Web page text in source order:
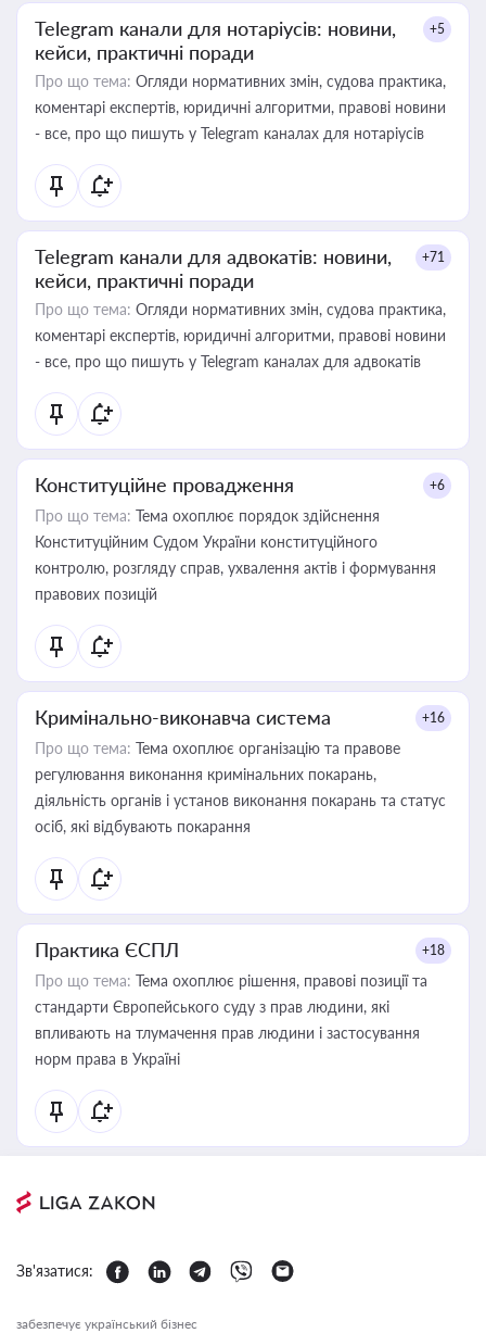
Telegram канали для нотаріусів: новини,
кейси, практичні поради
+5
Про що тема: Огляди нормативних змін, судова практика,
коментарі експертів, юридичні алгоритми, правові новини
- все, про що пишуть у Telegram каналах для нотаріусів
Telegram канали для адвокатів: новини,
кейси, практичні поради
+71
Про що тема: Огляди нормативних змін, судова практика,
коментарі експертів, юридичні алгоритми, правові новини
- все, про що пишуть у Telegram каналах для адвокатів
Конституційне провадження +6
Про що тема: Тема охоплює порядок здійснення
Конституційним Судом України конституційного
контролю, розгляду справ, ухвалення актів і формування
правових позицій
Кримінально-виконавча система +16
Про що тема: Тема охоплює організацію та правове
регулювання виконання кримінальних покарань,
діяльність органів і установ виконання покарань та статус
осіб, які відбувають покарання
Практика ЄСПЛ +18
Про що тема: Тема охоплює рішення, правові позиції та
стандарти Європейського суду з прав людини, які
впливають на тлумачення прав людини і застосування
норм права в Україні
Зв'язатися:
забезпечує український бізнес